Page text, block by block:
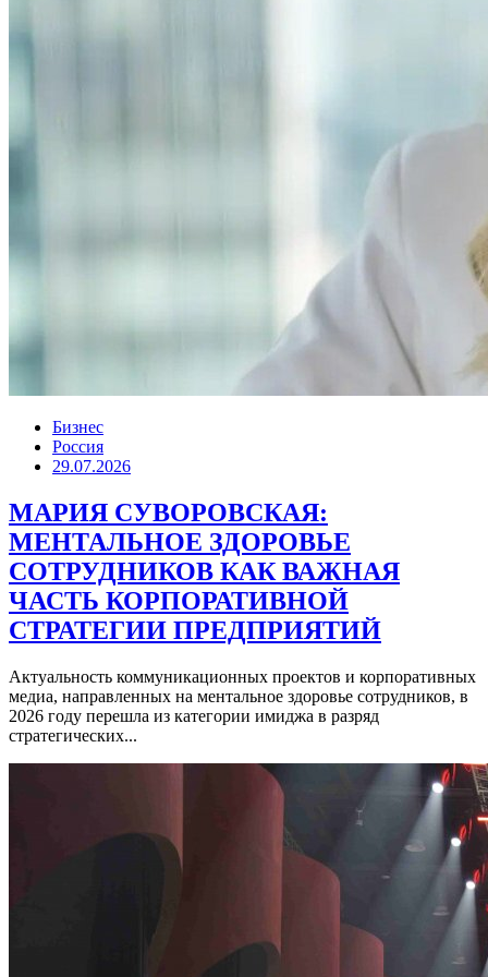
Бизнес
Россия
29.07.2026
МАРИЯ СУВОРОВСКАЯ:
МЕНТАЛЬНОЕ ЗДОРОВЬЕ
СОТРУДНИКОВ КАК ВАЖНАЯ
ЧАСТЬ КОРПОРАТИВНОЙ
СТРАТЕГИИ ПРЕДПРИЯТИЙ
Актуальность коммуникационных проектов и корпоративных
медиа, направленных на ментальное здоровье сотрудников, в
2026 году перешла из категории имиджа в разряд
стратегических...